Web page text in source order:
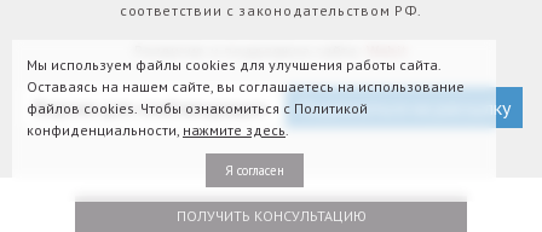
соответствии с законодательством РФ.
Версия для слабовидящих Подписаться на рассылку
ПОЛУЧИТЬ КОНСУЛЬТАЦИЮ
Мы используем файлы cookies для улучшения работы сайта.
Оставаясь на нашем сайте, вы соглашаетесь на использование
файлов cookies. Чтобы ознакомиться с Политикой
конфиденциальности, нажмите здесь.
Я согласен